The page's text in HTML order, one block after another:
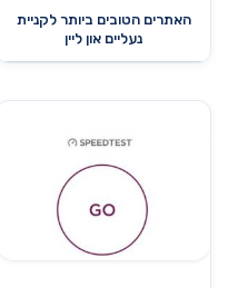
האתרים הטובים ביותר לקניית
נעליים און ליין